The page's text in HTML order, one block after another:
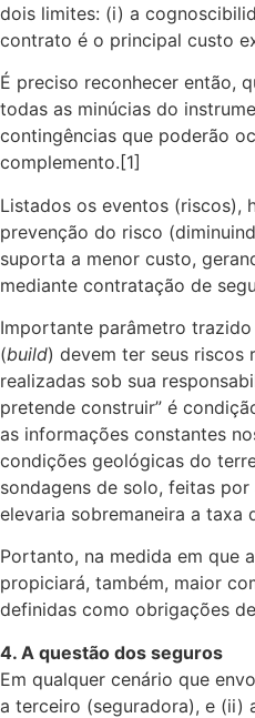
dois limites: (i) a
contrato é o principal custo
É preciso reconhecer então,
todas as minúcias do
contingências que poderão
complemento.[1]
Listados os eventos (riscos),
prevenção do risco
suporta a menor custo,
mediante contratação de
Importante parâmetro trazido
(build) devem ter seus riscos
realizadas sob sua
pretende construir” é
as informações constantes
condições geológicas do
sondagens de solo, feitas
elevaria sobremaneira a
Portanto, na medida em que
propiciará, também, maior
definidas como obrigações de
4. A questão dos seguros
Em qualquer cenário que
a terceiro (seguradora), e (ii)